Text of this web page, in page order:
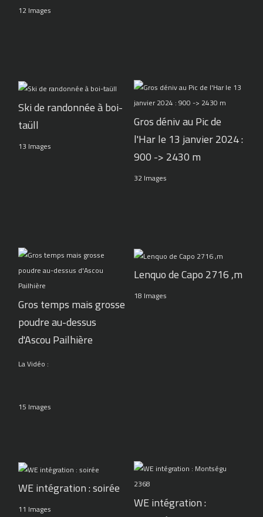
12 Images
Ski de randonnée à boi-
taüll
13 Images
Gros déniv au Pic de
l'Har le 13 janvier 2024 :
900 -> 2430 m
32 Images
Gros temps mais grosse
poudre au-dessus
d'Ascou Pailhière
La Vidéo :
15 Images
Lenquo de Capo 2716 ,m
18 Images
WE intégration : soirée
11 Images
WE intégration :